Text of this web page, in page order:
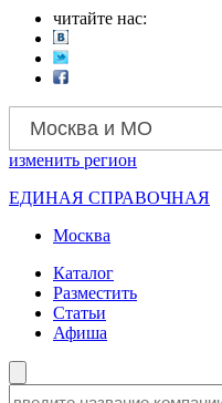
читайте нас:
Москва и МО
изменить регион
ЕДИНАЯ СПРАВОЧНАЯ
Москва
Каталог
Разместить
Статьи
Афиша